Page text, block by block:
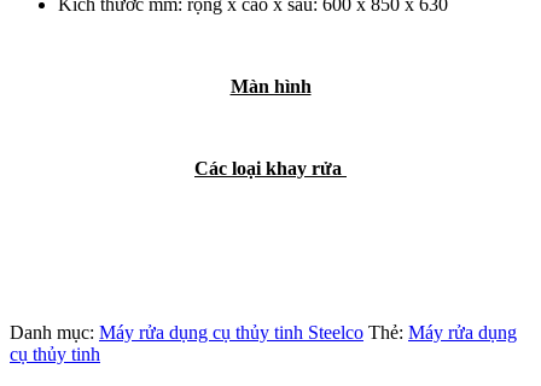
Màn hình
Các loại khay rửa
Danh mục: Máy rửa dụng cụ thủy tinh Steelco Thẻ: Máy rửa dụng
cụ thủy tinh